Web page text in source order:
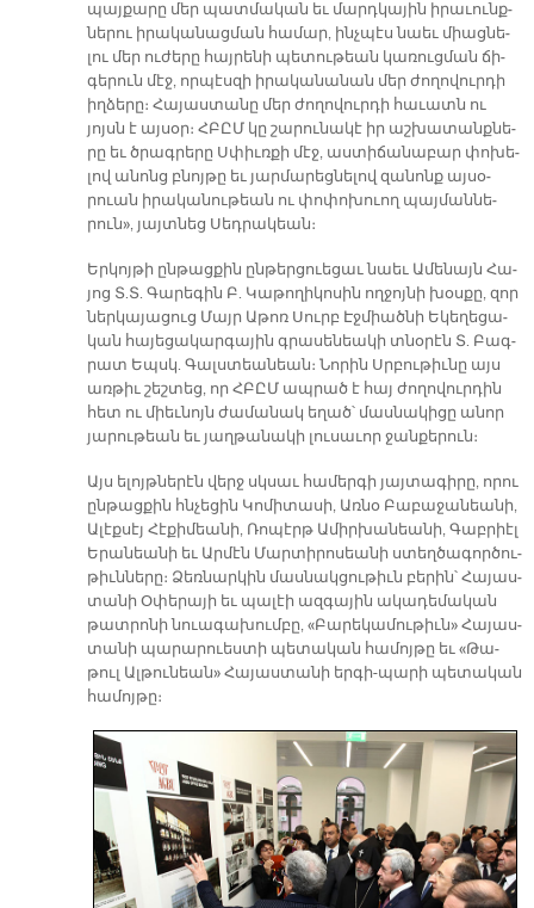
պայ­քա­րը մեր պատ­մա­կան եւ մարդ­կա­յին ի­րա­ւունք­
նե­րու ի­րա­կա­նաց­ման հա­մար, ինչ­պէս նաեւ միաց­նե­
լու մեր ու­ժե­րը հայ­րե­նի պե­տու­թեան կա­ռուց­ման ճի­
գե­րուն մէջ, որ­պէս­զի ի­րա­կա­նա­նան մեր ժո­ղո­վուր­դի
իղ­ձե­րը։ Հա­յաս­տա­նը մեր ժո­ղո­վուր­դի հա­ւատն ու
յոյսն է այ­սօր։ ՀԲԸՄ կը շա­րու­նա­կէ իր աշ­խա­տանք­նե­
րը եւ ծրագ­րե­րը Սփիւռ­քի մէջ, աս­տի­ճա­նա­բար փո­խե­
լով ա­նոնց բնոյ­թը եւ յար­մա­րեց­նե­լով զա­նոնք այ­սօ­
րուան ի­րա­կա­նու­թեան ու փո­փո­խուող պայ­ման­նե­
րուն», յայտ­նեց Սեդ­րա­կեան։
Եր­կոյ­թի ըն­թաց­քին ըն­թեր­ցուե­ցաւ նաեւ Ա­մե­նայն Հա­
յոց Տ.Տ. Գա­րե­գին Բ. Կա­թո­ղի­կո­սին ող­ջոյ­նի խօս­քը, զոր
ներ­կա­յա­ցուց Մայր Ա­թոռ Սուրբ Էջ­միած­նի Ե­կե­ղե­ցա­
կան հա­յե­ցա­կար­գա­յին գրա­սե­նեա­կի տնօ­րէն Տ. Բագ­
րատ Եպսկ. Գալս­տեա­նեան։ Նո­րին Սրբու­թիւ­նը այս
առ­թիւ շեշ­տեց, որ ՀԲԸՄ ապ­րած է հայ ժո­ղո­վուր­դին
հետ ու միեւ­նոյն ժա­մա­նակ ե­ղած՝ մաս­նա­կի­ցը ա­նոր
յա­րու­թեան եւ յաղ­թա­նա­կի լու­սա­ւոր ջան­քե­րուն։
Այս ե­լոյթ­նե­րէն վերջ սկսաւ հա­մեր­գի յայ­տա­գի­րը, ո­րու
ըն­թաց­քին հնչե­ցին Կո­մի­տա­սի, Առ­նօ Բա­բա­ջա­նեա­նի,
Ա­լէք­սէյ Հէ­քի­մեա­նի, Ռո­պէրթ Ա­միր­խա­նեա­նի, Գաբ­րիէլ
Ե­րա­նեա­նի եւ Ար­մէն Մար­տի­րո­սեա­նի ստեղ­ծա­գոր­ծու­
թիւն­նե­րը։ Ձեռ­նար­կին մաս­նակ­ցու­թիւն բե­րին՝ Հա­յաս­
տա­նի Օ­փե­րա­յի եւ պա­լէի ազ­գա­յին ա­կա­դե­մա­կան
թատ­րո­նի նուա­գա­խում­բը, «Բա­րե­կա­մու­թիւն» Հա­յաս­
տա­նի պա­րա­րուես­տի պե­տա­կան հա­մոյ­թը եւ «Թա­
թուլ Ալ­թու­նեան» Հա­յաս­տա­նի եր­գի-պա­րի պե­տա­կան
հա­մոյ­թը։